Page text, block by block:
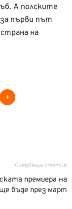
А полските
първи път
на
Следваща статия
премиера на
бъде през март